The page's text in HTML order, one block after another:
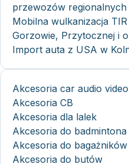
przewozów regionalnych
Mobilna wulkanizacja
Gorzowie, Przytocznej i
Import auta z USA w
Akcesoria car audio video
Akcesoria CB
Akcesoria dla lalek
Akcesoria do badmintona
Akcesoria do bagażników
Akcesoria do butów